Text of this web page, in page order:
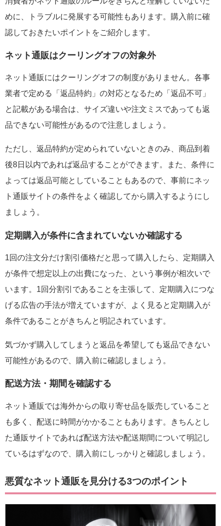
めに、トラブルに発展する可能性もあります。購入前に確
認しておきたいポイントをご紹介します。
ネット通販はクーリングオフの対象外
ネット通販にはクーリングオフの制度がありません。各事
業者で定める「返品特約」の対応となるため「返品不可」
と記載がある場合は、サイズ違いや注文ミスであっても返
品できない可能性があるので注意しましょう。
ただし、返品特約が定められていないときのみ、商品到着
後8日以内であれば返品することができます。また、条件に
よっては返品可能としていることもあるので、事前にネッ
ト通販サイトの条件をよく確認してから購入するようにし
ましょう。
定期購入が条件に含まれていないか確認する
1回の注文分だけ割引価格だと思って購入したら、定期購入
が条件で想定以上の出費になった、という事例が相次いで
います。1回分割引であることを主張して、定期購入につな
げる広告の手法が増えていますが、よく見ると定期購入が
条件であることがきちんと明記されています。
気づかず購入してしまうと返品を希望しても返品できない
可能性があるので、購入前に確認しましょう。
配送方法・期間を確認する
ネット通販では海外からの取り寄せ品を販売していること
も多く、配送に時間がかかることもあります。きちんとし
た通販サイトであれば配送方法や配送期間について明記し
ているはずなので、購入前にしっかりと確認しましょう。
悪質なネット通販を見分ける3つのポイント